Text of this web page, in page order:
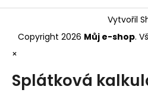
Vytvořil
Copyright 2026 Můj e-shop.
×
Splátková